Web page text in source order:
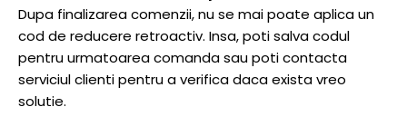
Dupa finalizarea comenzii, nu se mai poate aplica un
cod de reducere retroactiv. Insa, poti salva codul
pentru urmatoarea comanda sau poti contacta
serviciul clienti pentru a verifica daca exista vreo
solutie.